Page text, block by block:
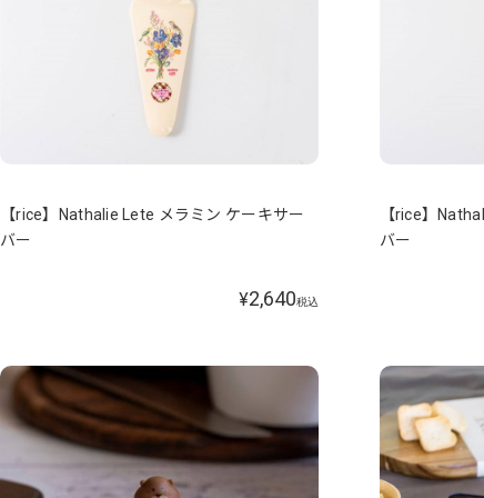
【rice】Nathalie Lete メラミン ケーキサー
バー
¥2,640税込
【rice】
バー